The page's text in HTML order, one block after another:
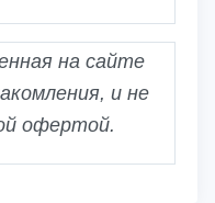
на сайте
и не
офертой.